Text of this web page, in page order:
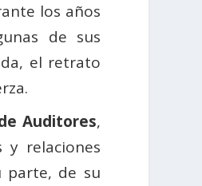
los años
de sus
el retrato
Auditores,
y relaciones
parte, de su